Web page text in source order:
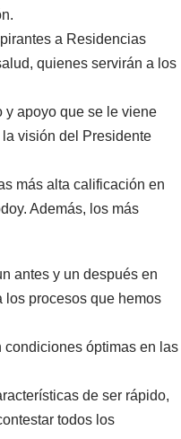
a Residencias
quienes servirán a los
y apoyo que se le viene
visión del Presidente
más alta calificación en
Además, los más
antes y un después en
los procesos que hemos
condiciones óptimas en las
de ser rápido,
todos los